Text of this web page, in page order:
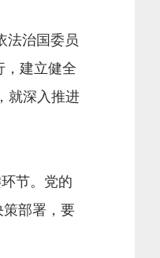
法治国委员
，建立健全
就深入推进
节。党的
部署，要